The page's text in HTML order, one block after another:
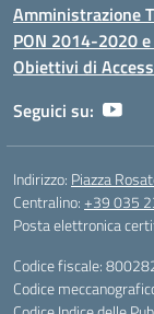
Amministrazione
PON 2014-2020 e
Obiettivi di
Seguici su:
Indirizzo: Piazza
Centralino:+39 035
Posta elettronica
Codice fiscale:
Codice